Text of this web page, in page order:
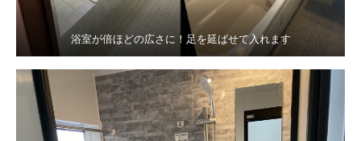
浴室が倍ほどの広さに！足を延ばせて入れます